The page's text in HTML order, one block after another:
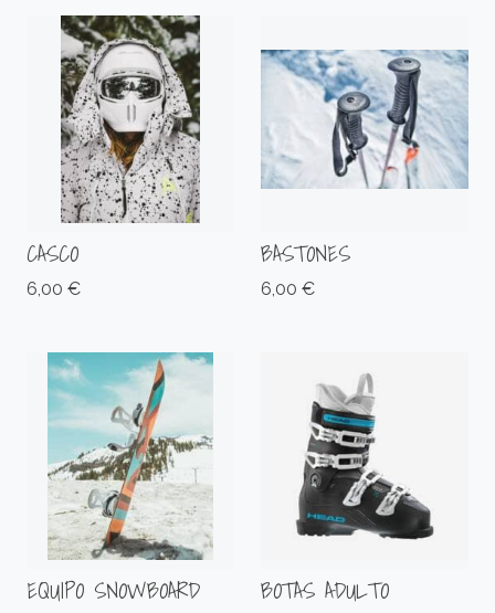
CASCO
6,00 €
BASTONES
6,00 €
EQUIPO SNOWBOARD BOTAS ADULTO